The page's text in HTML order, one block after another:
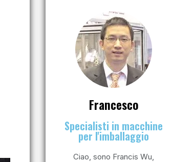
Francesco
Specialisti in macchine
per l'imballaggio
Ciao, sono Francis Wu,